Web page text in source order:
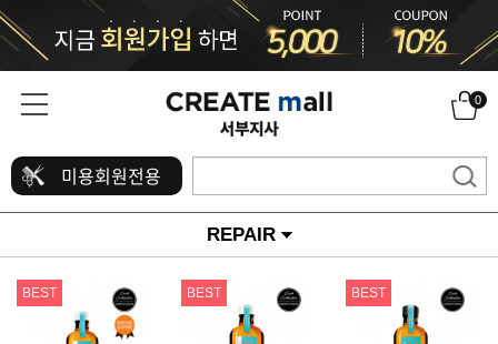
0
미용회원전용
REPAIR
BEST BEST BEST